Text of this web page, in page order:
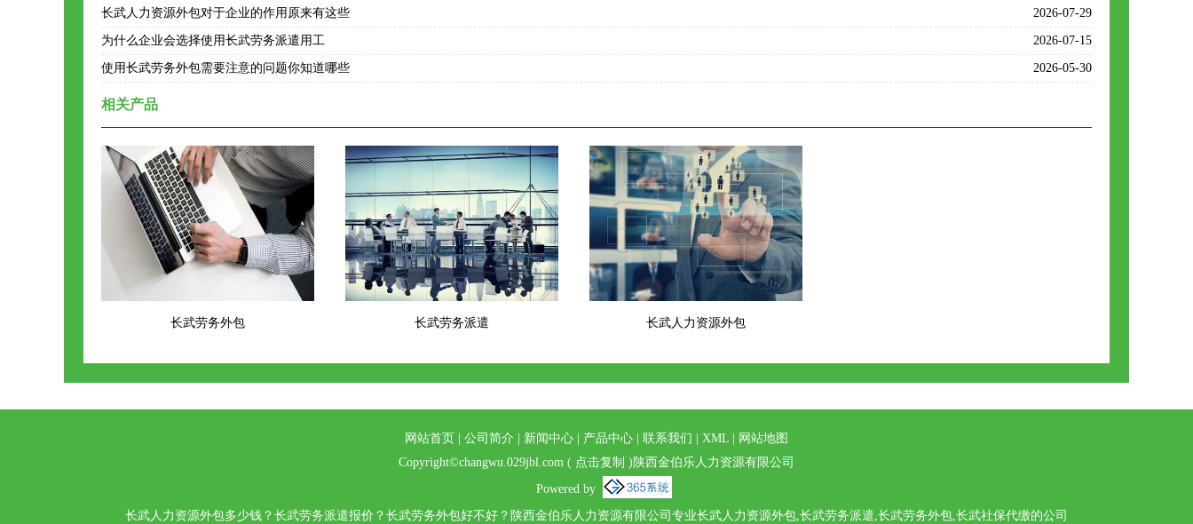
长武人力资源外包对于企业的作用原来有这些 2026-07-29
为什么企业会选择使用长武劳务派遣用工 2026-07-15
使用长武劳务外包需要注意的问题你知道哪些 2026-05-30
相关产品
长武劳务外包 长武劳务派遣 长武人力资源外包
网站首页 公司简介 新闻中心 产品中心 联系我们 XML
网站地图
Copyright©changwu.029jbl.com ( 点击复制 )陕西金伯乐人力资源有限公司
Powered by
长武人力资源外包多少钱？长武劳务派遣报价？长武劳务外包好不好？陕西金伯乐人力资源有限公司专业长武人力资源外包,长武劳务派遣,长武劳务外包,长武社保代缴的公司